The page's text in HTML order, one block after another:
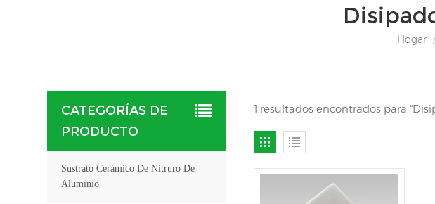
Hogar
1 resultados encontrados para
CATEGORÍAS DE
PRODUCTO
Sustrato Cerámico De Nitruro De
Aluminio